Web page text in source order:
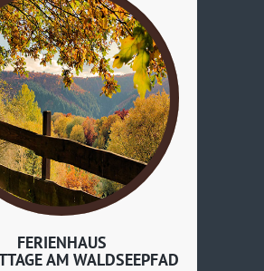
FERIENHAUS
AM WALDSEEPFAD